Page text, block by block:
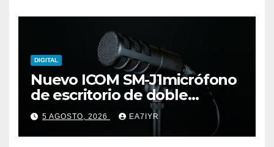
DIGITAL
Nuevo ICOM SM-J1micrófono
de escritorio de doble
elemento premium
5 AGOSTO, 2026 EA7IYR